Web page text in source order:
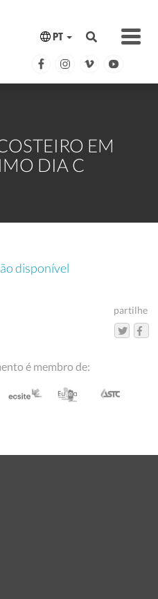
PT
EM
DIA C
disponível
partilhe
é membro de: